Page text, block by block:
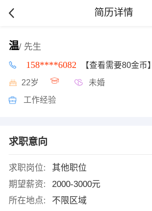
简历详情
温/ 先生
158****6082 【查看需要80金币】
22岁 未婚
工作经验
求职意向
求职岗位:
其他职位
期望薪资:
2000-3000元
所在地点:
不限区域